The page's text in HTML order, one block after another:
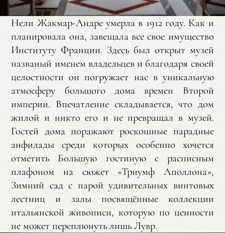
Нели Жакмар-Андре умерла в 1912 году. Как и
планировала она, завещала все свое имущество
Институту Франции. Здесь был открыт музей
названый именем владельцев и благодаря своей
целостности он погружает нас в уникальную
атмосферу большого дома времен Второй
империи. Впечатление складывается, что дом
жилой и никто его и не превращал в музей.
Гостей дома поражают роскошные парадные
анфилады среди которых особенно хочется
отметить Большую гостиную с расписным
плафоном на сюжет «Триумф Аполлона»,
Зимний сад с парой удивительных винтовых
лестниц и залы посвящённые коллекции
итальянской живописи, которую по ценности
не может переплюнуть лишь Лувр.